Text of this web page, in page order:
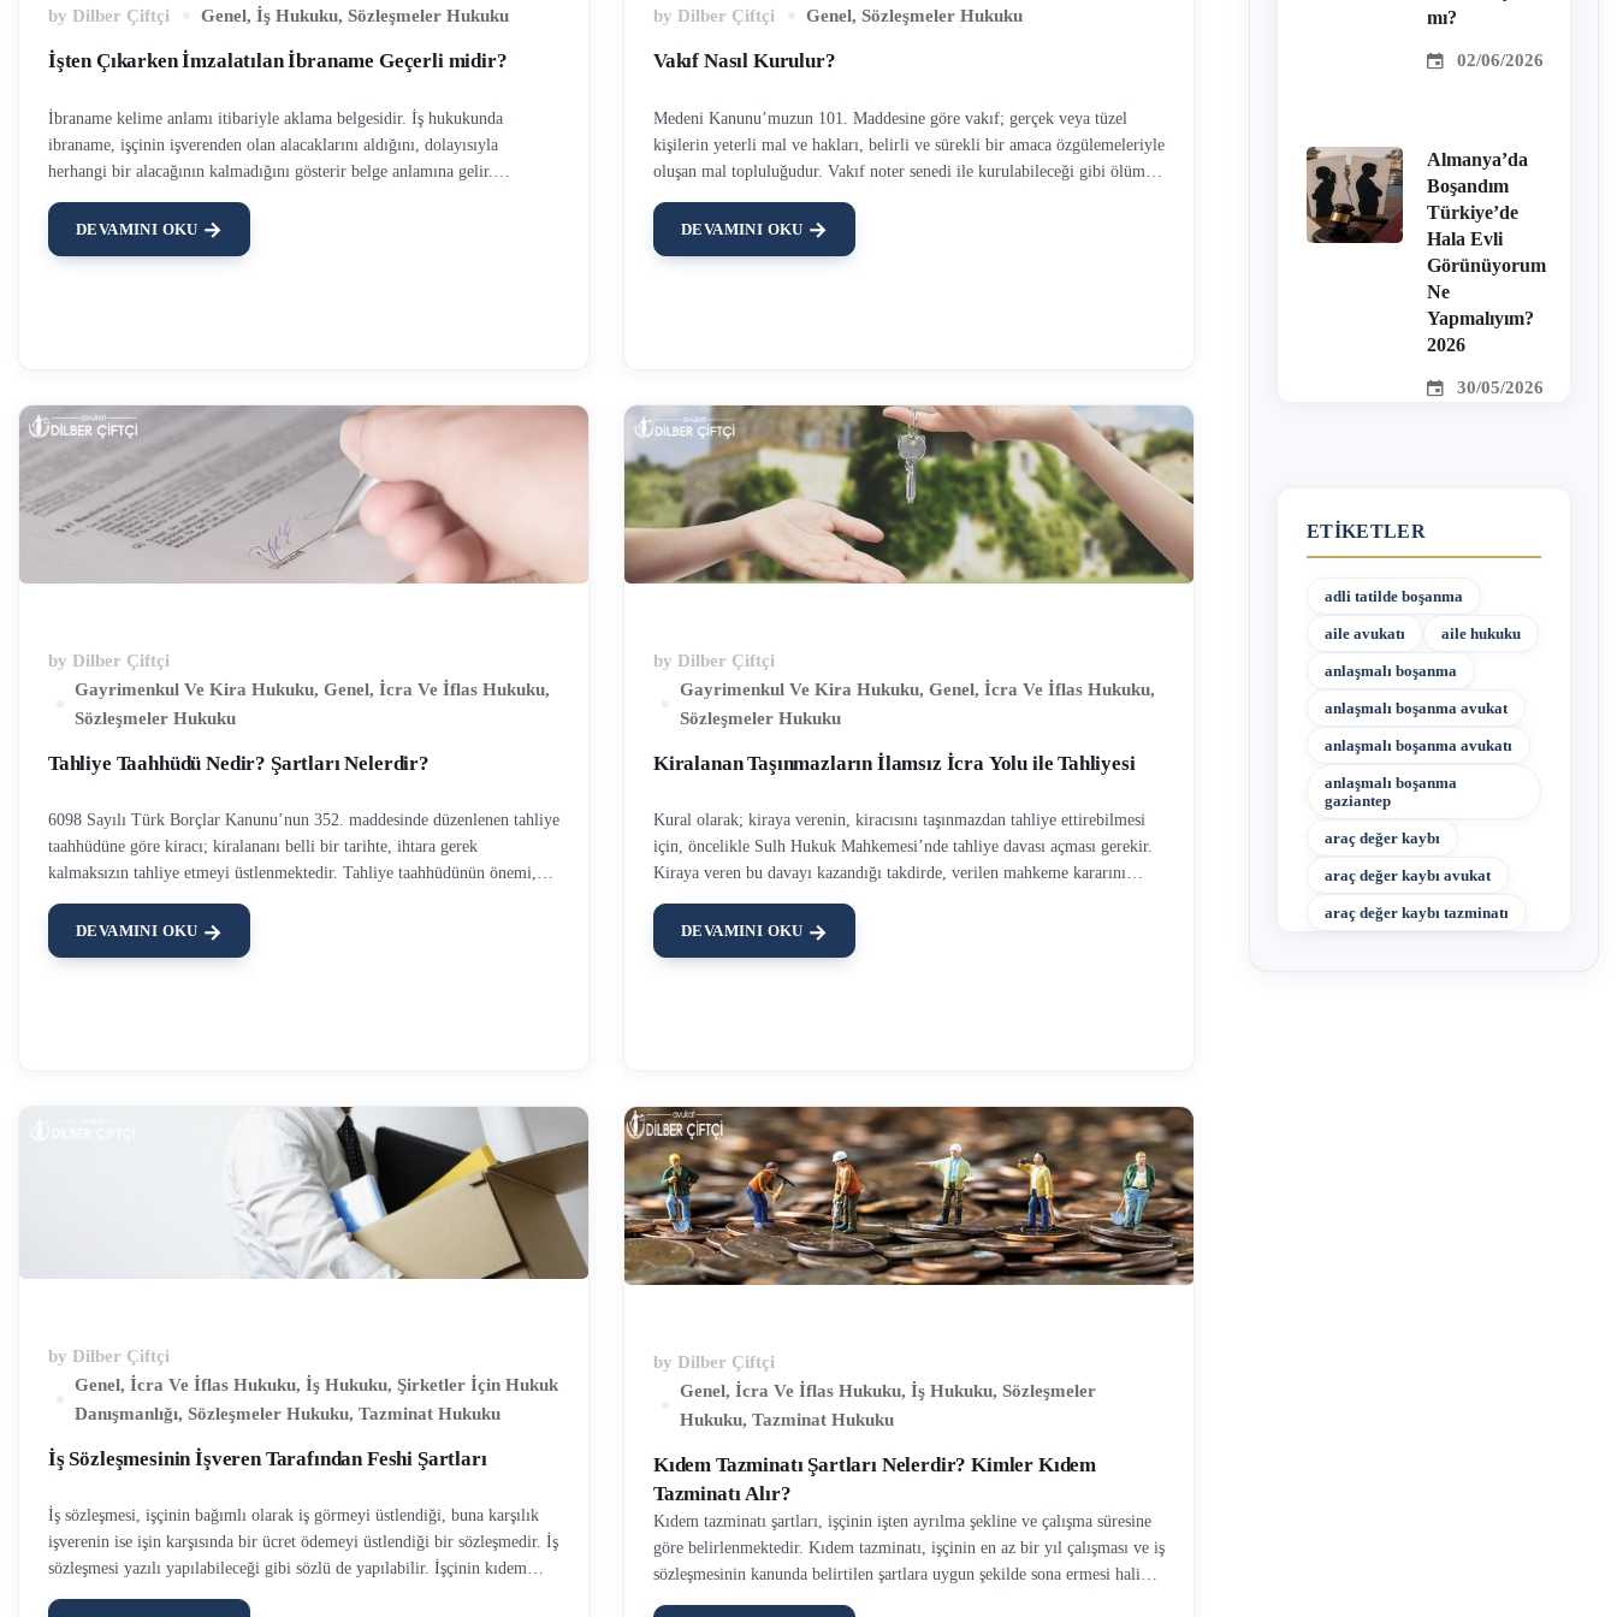
by Dilber Çiftçi Genel, İş Hukuku, Sözleşmeler Hukuku
İşten Çıkarken İmzalatılan İbraname Geçerli midir?
İbraname kelime anlamı itibariyle aklama belgesidir. İş hukukunda
ibraname, işçinin işverenden olan alacaklarını aldığını, dolayısıyla
herhangi bir alacağının kalmadığını gösterir belge anlamına gelir.
imzalatmaktadır. Bu ibranamenin imzalatılmasındaki amaç; daha sonra
kendilerine karşı açılacak işçilik alacağından kaynaklı davaları bertaraf
olabilmesi için hangi şartlar gerekir? 6098 Sayılı Türk …
DEVAMINI OKU
by Dilber Çiftçi Genel, Sözleşmeler Hukuku
Vakıf Nasıl Kurulur?
Medeni Kanunu’muzun 101. Maddesine göre vakıf; gerçek veya tüzel
kişilerin yeterli mal ve hakları, belirli ve sürekli bir amaca özgülemeleriyle
oluşan mal topluluğudur. Vakıf noter senedi ile kurulabileceği gibi ölüme
Kurabilir? Vakıf Kaç Kişi İle Kurulur? Fiil ehliyetine sahip her kişi vakıf
kurabilir. Sınırlı ehliyetsiz (ayırt etme gücüne sahip küçük ve kısıtlılar)
DEVAMINI OKU
by Dilber Çiftçi
Gayrimenkul Ve Kira Hukuku, Genel, İcra Ve İflas Hukuku,
Sözleşmeler Hukuku
Tahliye Taahhüdü Nedir? Şartları Nelerdir?
6098 Sayılı Türk Borçlar Kanunu’nun 352. maddesinde düzenlenen tahliye
taahhüdüne göre kiracı; kiralananı belli bir tarihte, ihtara gerek
kalmaksızın tahliye etmeyi üstlenmektedir. Tahliye taahhüdünün önemi,
belirlenen sürenin gelmesi halinde, başka hiçbir işleme gerek kalmaksızın
kiracının çıkartılabilmesidir. Tahliye taahhüdü kanunda belirli şekil
şartlarına tabi kılınmıştır. Tahliye Taahhüdü Geçerlilik Şartları Nelerdir?
DEVAMINI OKU
by Dilber Çiftçi
Gayrimenkul Ve Kira Hukuku, Genel, İcra Ve İflas Hukuku,
Sözleşmeler Hukuku
Kiralanan Taşınmazların İlamsız İcra Yolu ile Tahliyesi
Kural olarak; kiraya verenin, kiracısını taşınmazdan tahliye ettirebilmesi
için, öncelikle Sulh Hukuk Mahkemesi’nde tahliye davası açması gerekir.
Kiraya veren bu davayı kazandığı takdirde, verilen mahkeme kararını
icraya koyarak ilamlı takip yapma hakkına sahiptir. Hukuk sistemimiz
belirli sebeplerin varlığı halinde, kiraya verene İlamsız icra yoluyla
kiralananın tahliyesi imkanı getirmiştir. İlamsız icra yolu ile kiralananın
tahliye davası …
DEVAMINI OKU
by Dilber Çiftçi
Genel, İcra Ve İflas Hukuku, İş Hukuku, Şirketler İçin Hukuk
Danışmanlığı, Sözleşmeler Hukuku, Tazminat Hukuku
İş Sözleşmesinin İşveren Tarafından Feshi Şartları
İş sözleşmesi, işçinin bağımlı olarak iş görmeyi üstlendiği, buna karşılık
işverenin ise işin karşısında bir ücret ödemeyi üstlendiği bir sözleşmedir. İş
sözleşmesi yazılı yapılabileceği gibi sözlü de yapılabilir. İşçinin kıdem
by Dilber Çiftçi
Genel, İcra Ve İflas Hukuku, İş Hukuku, Sözleşmeler
Hukuku, Tazminat Hukuku
Kıdem Tazminatı Şartları Nelerdir? Kimler Kıdem
Tazminatı Alır?
Kıdem tazminatı şartları, işçinin işten ayrılma şekline ve çalışma süresine
göre belirlenmektedir. Kıdem tazminatı, işçinin en az bir yıl çalışması ve iş
sözleşmesinin kanunda belirtilen şartlara uygun şekilde sona ermesi halinde
hak kazandığı tazminattır. İş Kanunu’na göre her işten ayrılma durumunda
mı?
02/06/2026
Almanya’da
Boşandım
Türkiye’de
Hala Evli
Görünüyorum
Ne
Yapmalıyım?
2026
30/05/2026
ETIKETLER
adli tatilde boşanma
aile avukatı aile hukuku
anlaşmalı boşanma
anlaşmalı boşanma avukat
anlaşmalı boşanma avukatı
anlaşmalı boşanma
gaziantep
araç değer kaybı
araç değer kaybı avukat
araç değer kaybı tazminatı